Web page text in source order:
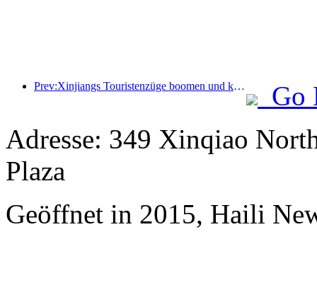
Prev:Xinjiangs Touristenzüge boomen und kurbeln die Kultur- und Tourismuswirtschaft an
Go
Adresse: 349 Xinqiao
Plaza
Geöffnet in 2015, Haili